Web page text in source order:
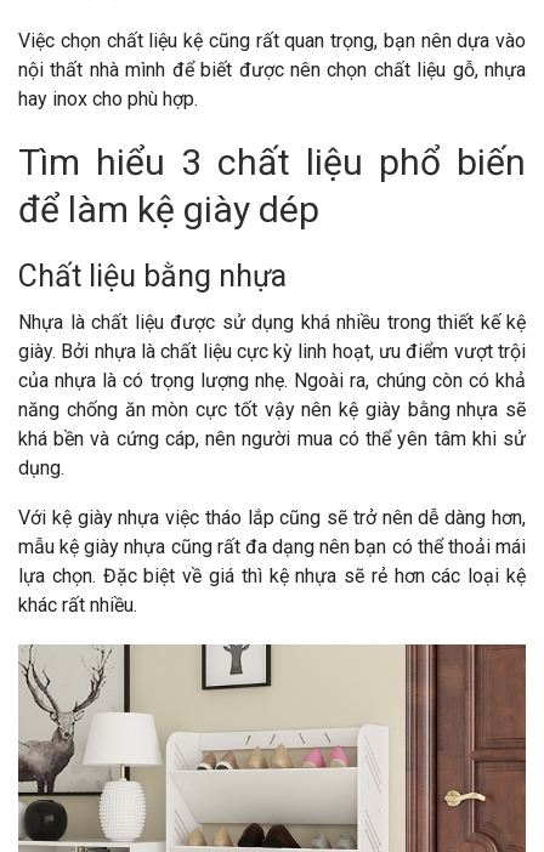
Việc chọn chất liệu kệ cũng rất quan trọng, bạn nên dựa vào
nội thất nhà mình để biết được nên chọn chất liệu gỗ, nhựa
hay inox cho phù hợp.
Tìm hiểu 3 chất liệu phổ biến
để làm kệ giày dép
Chất liệu bằng nhựa
Nhựa là chất liệu được sử dụng khá nhiều trong thiết kế kệ
giày. Bởi nhựa là chất liệu cực kỳ linh hoạt, ưu điểm vượt trội
của nhựa là có trọng lượng nhẹ. Ngoài ra, chúng còn có khả
năng chống ăn mòn cực tốt vậy nên kệ giày bằng nhựa sẽ
khá bền và cứng cáp, nên người mua có thể yên tâm khi sử
dụng.
Với kệ giày nhựa việc tháo lắp cũng sẽ trở nên dễ dàng hơn,
mẫu kệ giày nhựa cũng rất đa dạng nên bạn có thể thoải mái
lựa chọn. Đặc biệt về giá thì kệ nhựa sẽ rẻ hơn các loại kệ
khác rất nhiều.